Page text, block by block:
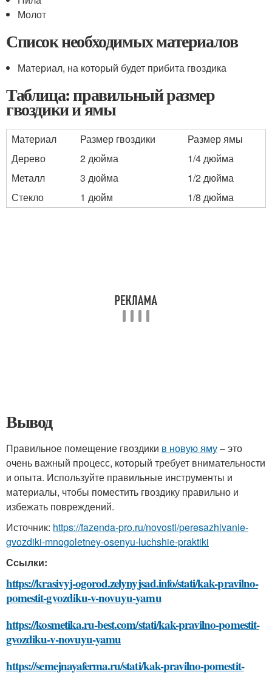
Молот
Список необходимых материалов
Материал, на который будет прибита гвоздика
Таблица: правильный размер
гвоздики и ямы
Материал Размер гвоздики
Размер ямы
Дерево
2 дюйма
1/4 дюйма
Металл
3 дюйма
1/2 дюйма
Стекло
1 дюйм 1/8 дюйма
Вывод
Правильное помещение гвоздики в новую яму– это
очень важный процесс, который требует внимательности
и опыта. Используйте правильные инструменты и
материалы, чтобы поместить гвоздику правильно и
избежать повреждений.
Источник: https://fazenda-pro.ru/novosti/peresazhivanie-
gvozdiki-mnogoletney-osenyu-luchshie-praktiki
Ссылки:
https://krasivyj-ogorod.zelynyjsad.info/stati/kak-pravilno-
pomestit-gvozdiku-v-novuyu-yamu
https://kosmetika.ru-best.com/stati/kak-pravilno-pomestit-
gvozdiku-v-novuyu-yamu
https://semejnayaferma.ru/stati/kak-pravilno-pomestit-